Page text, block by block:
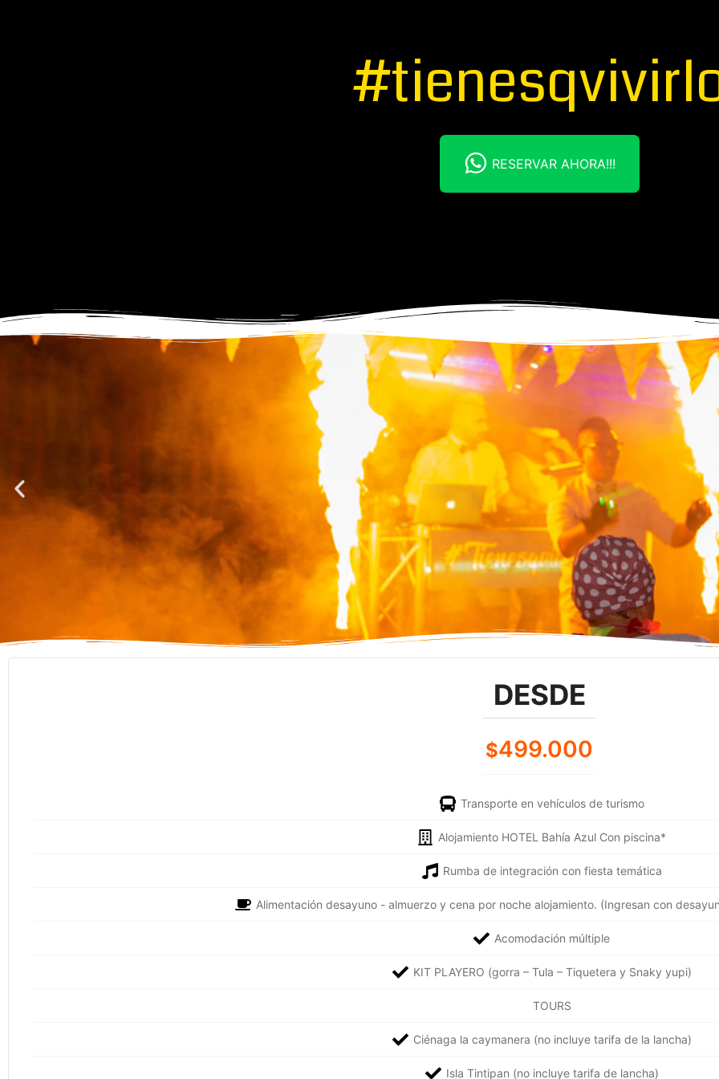
RESERVAR AHORA!!!
DESDE
$499.000
Transporte en vehículos de turismo
Alojamiento HOTEL Bahía Azul Con piscina*
Rumba de integración con fiesta temática
Alimentación desayuno - almuerzo y cena por noche alojamiento. (Ingresan con
Acomodación múltiple
KIT PLAYERO (gorra – Tula – Tiquetera y Snaky yupi)
TOURS
Ciénaga la caymanera (no incluye tarifa de la lancha)
Isla Tintipan (no incluye tarifa de lancha)